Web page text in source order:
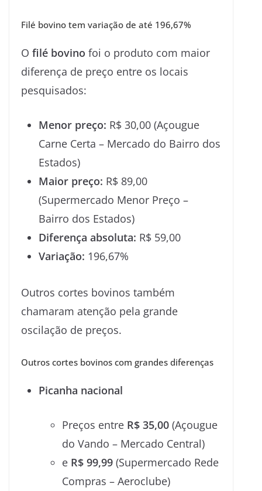
Filé bovino tem variação de até 196,67%
O filé bovino foi o produto com maior
diferença de preço entre os locais
pesquisados:
Menor preço: R$ 30,00 (Açougue
Carne Certa – Mercado do Bairro dos
Estados)
Maior preço: R$ 89,00
(Supermercado Menor Preço –
Bairro dos Estados)
Diferença absoluta: R$ 59,00
Variação: 196,67%
Outros cortes bovinos também
chamaram atenção pela grande
oscilação de preços.
Outros cortes bovinos com grandes diferenças
Picanha nacional
Preços entre R$ 35,00 (Açougue
do Vando – Mercado Central)
e R$ 99,99 (Supermercado Rede
Compras – Aeroclube)